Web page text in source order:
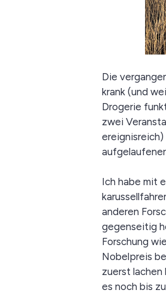
Die
krank (und
Drogerie
zwei
Ich habe mit
anderen
gegenseitig
Forschung
Nobelpreis
zuerst lachen
es noch bis